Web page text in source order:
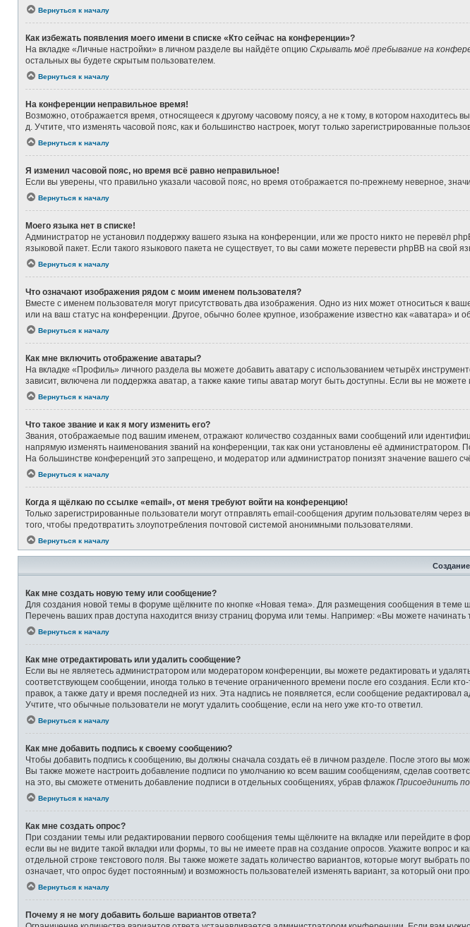
Вернуться к началу
Как избежать появления моего имени в списке «Кто сейчас на конференции»?
На вкладке «Личные настройки» в личном разделе вы найдёте опцию Скрывать моё пребывание на
остальных вы будете скрытым пользователем.
Вернуться к началу
На конференции неправильное время!
Возможно, отображается время, относящееся к другому часовому поясу, а не к тому, в котором находитесь
д. Учтите, что изменять часовой пояс, как и большинство настроек, могут только зарегистрированные
Вернуться к началу
Я изменил часовой пояс, но время всё равно неправильное!
Если вы уверены, что правильно указали часовой пояс, но время отображается по-прежнему неверное,
Вернуться к началу
Моего языка нет в списке!
Администратор не установил поддержку вашего языка на конференции, или же просто никто не перевёл
языковой пакет. Если такого языкового пакета не существует, то вы сами можете перевести phpBB на
Вернуться к началу
Что означают изображения рядом с моим именем пользователя?
Вместе с именем пользователя могут присутствовать два изображения. Одно из них может относиться к
или на ваш статус на конференции. Другое, обычно более крупное, изображение известно как «аватара» и
Вернуться к началу
Как мне включить отображение аватары?
На вкладке «Профиль» личного раздела вы можете добавить аватару с использованием четырёх
зависит, включена ли поддержка аватар, а также какие типы аватар могут быть доступны. Если вы не
Вернуться к началу
Что такое звание и как я могу изменить его?
Звания, отображаемые под вашим именем, отражают количество созданных вами сообщений или
напрямую изменять наименования званий на конференции, так как они установлены её
На большинстве конференций это запрещено, и модератор или администратор понизят значение вашего
Вернуться к началу
Когда я щёлкаю по ссылке «email», от меня требуют войти на конференцию!
Только зарегистрированные пользователи могут отправлять email-сообщения другим пользователям
того, чтобы предотвратить злоупотребления почтовой системой анонимными пользователями.
Вернуться к началу
Как мне создать новую тему или сообщение?
Для создания новой темы в форуме щёлкните по кнопке «Новая тема». Для размещения сообщения в теме
Перечень ваших прав доступа находится внизу страниц форума или темы. Например: «Вы можете
Вернуться к началу
Как мне отредактировать или удалить сообщение?
Если вы не являетесь администратором или модератором конференции, вы можете редактировать и
соответствующем сообщении, иногда только в течение ограниченного времени после его создания. Если
правок, а также дату и время последней из них. Эта надпись не появляется, если сообщение
Учтите, что обычные пользователи не могут удалить сообщение, если на него уже кто-то ответил.
Вернуться к началу
Как мне добавить подпись к своему сообщению?
Чтобы добавить подпись к сообщению, вы должны сначала создать её в личном разделе. После этого вы
Вы также можете настроить добавление подписи по умолчанию ко всем вашим сообщениям, сделав
на это, вы сможете отменить добавление подписи в отдельных сообщениях, убрав флажок Присоединить
Вернуться к началу
Как мне создать опрос?
При создании темы или редактировании первого сообщения темы щёлкните на вкладке или перейдите в
если вы не видите такой вкладки или формы, то вы не имеете прав на создание опросов. Укажите вопрос и
отдельной строке текстового поля. Вы также можете задать количество вариантов, которые могут
означает, что опрос будет постоянным) и возможность пользователей изменять вариант, за который они
Вернуться к началу
Почему я не могу добавить больше вариантов ответа?